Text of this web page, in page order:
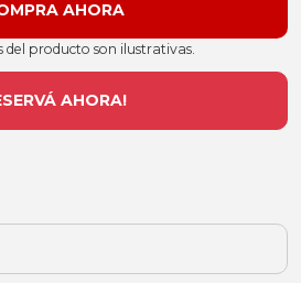
del producto son ilustrativas.
AHORA!